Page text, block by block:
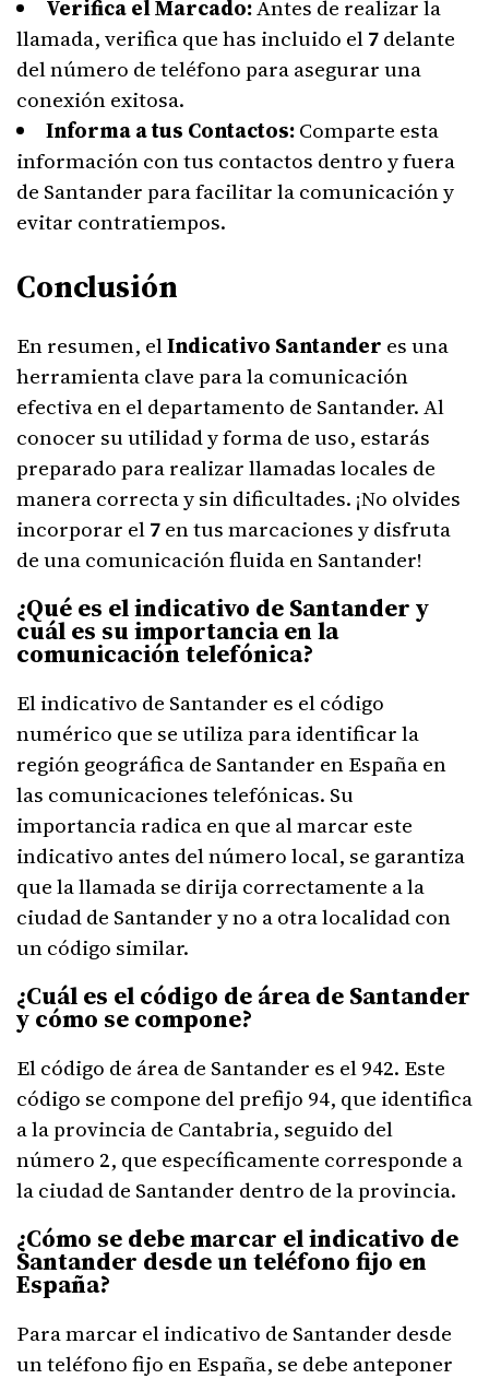
Verifica el Marcado:Antes de realizar la
llamada, verifica que has incluido el7delante
del número de teléfono para asegurar una
conexión exitosa.
Informa a tus Contactos:Comparte esta
información con tus contactos dentro y fuera
de Santander para facilitar la comunicación y
evitar contratiempos.
Conclusión
En resumen, elIndicativo Santander es una
herramienta clave para la comunicación
efectiva en el departamento de Santander. Al
conocer su utilidad y forma de uso, estarás
preparado para realizar llamadas locales de
manera correcta y sin dificultades. ¡No olvides
incorporar el7en tus marcaciones y disfruta
de una comunicación fluida en Santander!
¿Qué es el indicativo de Santander y
cuál es su importancia en la
comunicación telefónica?
El indicativo de Santander es el código
numérico que se utiliza para identificar la
región geográfica de Santander en España en
las comunicaciones telefónicas. Su
importancia radica en que al marcar este
indicativo antes del número local, se garantiza
que la llamada se dirija correctamente a la
ciudad de Santander y no a otra localidad con
un código similar.
¿Cuál es el código de área de Santander
y cómo se compone?
El código de área de Santander es el 942. Este
código se compone del prefijo 94, que identifica
a la provincia de Cantabria, seguido del
número 2, que específicamente corresponde a
la ciudad de Santander dentro de la provincia.
¿Cómo se debe marcar el indicativo de
Santander desde un teléfono fijo en
España?
Para marcar el indicativo de Santander desde
un teléfono fijo en España, se debe anteponer